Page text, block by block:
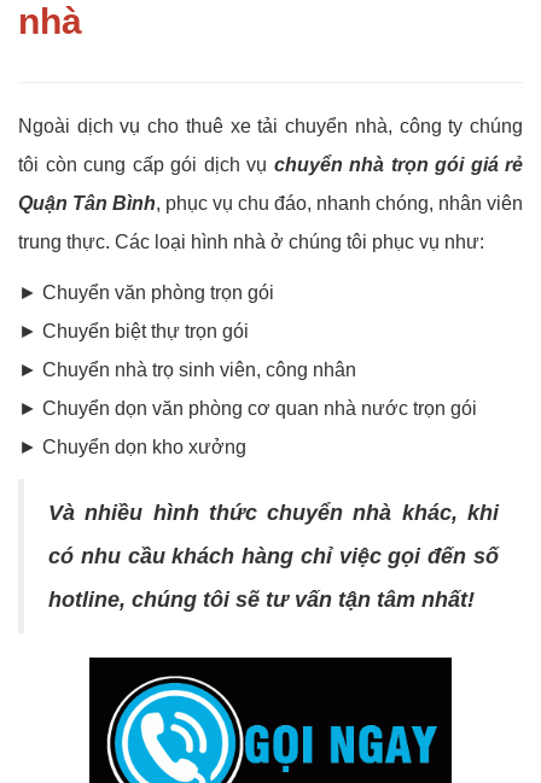
nhà
Ngoài dịch vụ cho thuê xe tải chuyển nhà, công ty chúng
tôi còn cung cấp gói dịch vụ chuyển nhà trọn gói giá rẻ
Quận Tân Bình, phục vụ chu đáo, nhanh chóng, nhân viên
trung thực. Các loại hình nhà ở chúng tôi phục vụ như:
► Chuyển văn phòng trọn gói
► Chuyển biệt thự trọn gói
► Chuyển nhà trọ sinh viên, công nhân
► Chuyển dọn văn phòng cơ quan nhà nước trọn gói
► Chuyển dọn kho xưởng
Và nhiều hình thức chuyển nhà khác, khi
có nhu cầu khách hàng chỉ việc gọi đến số
hotline, chúng tôi sẽ tư vấn tận tâm nhất!